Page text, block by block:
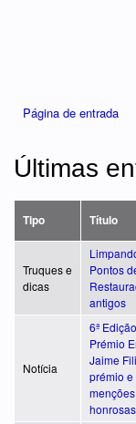
Página de entrada
Últimas
Tipo Título
Truques e
dicas
Pontos
antigos
Notícia
6ª
Prémio
Jaime
prémio e
menções
honrosas